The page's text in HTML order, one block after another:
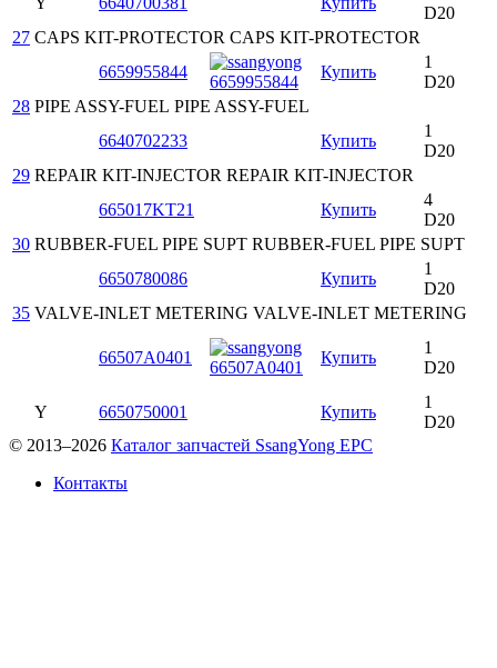
D20
27 CAPS KIT-PROTECTOR CAPS KIT-PROTECTOR
6659955844
Купить
1
D20
28 PIPE ASSY-FUEL PIPE ASSY-FUEL
6640702233
Купить
1
D20
29 REPAIR KIT-INJECTOR REPAIR KIT-INJECTOR
665017KT21
Купить
4
D20
30 RUBBER-FUEL PIPE SUPT RUBBER-FUEL PIPE SUPT
6650780086
Купить
1
D20
35 VALVE-INLET METERING VALVE-INLET METERING
66507A0401 Купить
1
D20
Y 6650750001 Купить
1
D20
© 2013–2026 Каталог запчастей SsangYong EPC
Контакты